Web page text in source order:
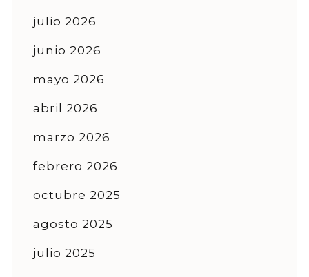
julio 2026
junio 2026
mayo 2026
abril 2026
marzo 2026
febrero 2026
octubre 2025
agosto 2025
julio 2025